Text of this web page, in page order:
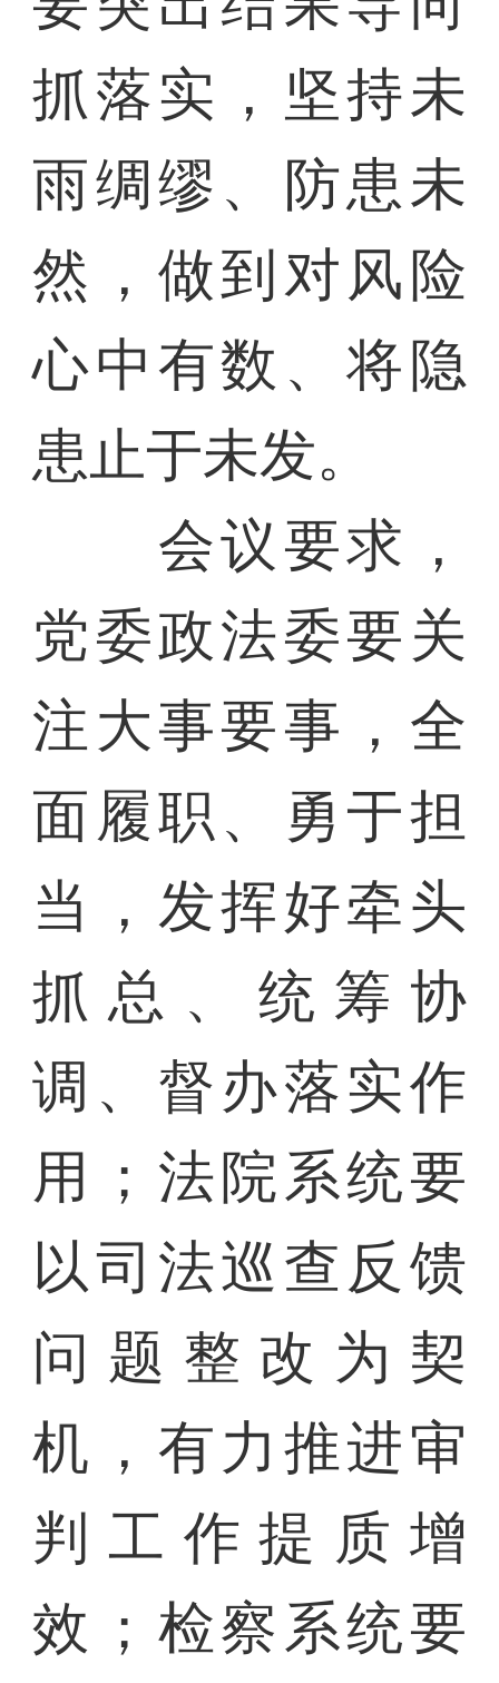
抓落实，坚持未
雨绸缪、防患未
然，做到对风险
心中有数、将隐
患止于未发。
会议要求，
党委政法委要关
注大事要事，全
面履职、勇于担
当，发挥好牵头
抓总、统筹协
调、督办落实作
用；法院系统要
以司法巡查反馈
问题整改为契
机，有力推进审
判工作提质增
效；检察系统要